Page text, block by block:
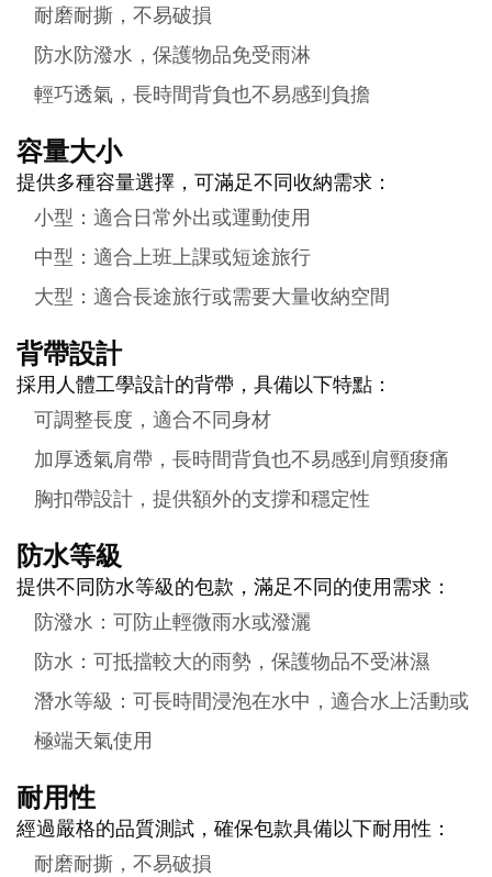
耐磨耐撕，不易破損
防水防潑水，保護物品免受雨淋
輕巧透氣，長時間背負也不易感到負擔
容量大小
提供多種容量選擇，可滿足不同收納需求：
小型：適合日常外出或運動使用
中型：適合上班上課或短途旅行
大型：適合長途旅行或需要大量收納空間
背帶設計
採用人體工學設計的背帶，具備以下特點：
可調整長度，適合不同身材
加厚透氣肩帶，長時間背負也不易感到肩頸痠痛
胸扣帶設計，提供額外的支撐和穩定性
防水等級
提供不同防水等級的包款，滿足不同的使用需求：
防潑水：可防止輕微雨水或潑灑
防水：可抵擋較大的雨勢，保護物品不受淋濕
潛水等級：可長時間浸泡在水中，適合水上活動或
極端天氣使用
耐用性
經過嚴格的品質測試，確保包款具備以下耐用性：
耐磨耐撕，不易破損